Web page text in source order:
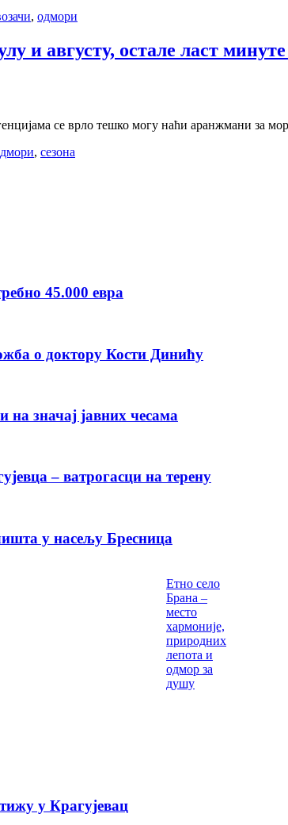
, одмори
и августу, остале ласт минуте
се врло тешко могу наћи аранжмани за
, сезона
45.000 евра
о доктору Кости Динићу
на значај јавних чесама
– ватрогасци на терену
у насељу Бресница
Етно село
Брана –
место
хармоније,
природних
лепота и
одмор за
душу
у Крагујевац